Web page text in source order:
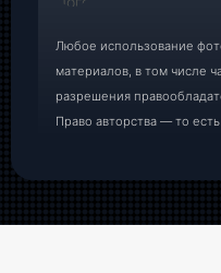
Любое использование
материалов, в том числе
разрешения
Право авторства — то